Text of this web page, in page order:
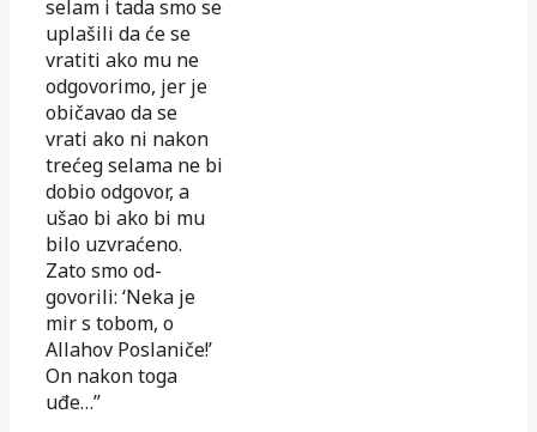
selam i tada smo se
uplašili da će se
vratiti ako mu ne
od­govorimo, jer je
običavao da se
vrati ako ni nakon
trećeg selama ne bi
dobio odgovor, a
ušao bi ako bi mu
bilo uzvraćeno.
Zato smo od­
govorili: ‘Neka je
mir s tobom, o
Allahov Poslaniče!’
On nakon toga
uđe…”